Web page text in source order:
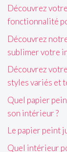
Découvrez
fonctionnalité
Découvrez
sublimer votre
Découvrez
styles variés et
Quel papier
son intérieur ?
Le papier peint
Quel intérieur